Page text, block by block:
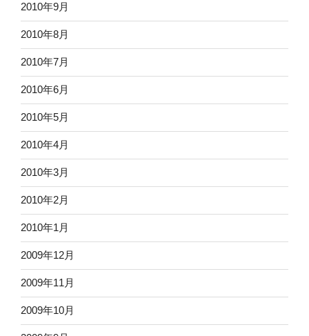
2010年9月
2010年8月
2010年7月
2010年6月
2010年5月
2010年4月
2010年3月
2010年2月
2010年1月
2009年12月
2009年11月
2009年10月